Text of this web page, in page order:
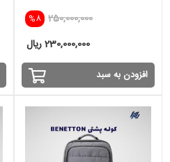
%8 250,000,000
230,000,000 ریال
افزودن به سبد